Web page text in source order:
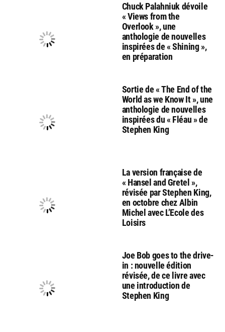
Chuck Palahniuk dévoile
« Views from the
Overlook », une
anthologie de nouvelles
inspirées de « Shining »,
en préparation
Sortie de « The End of the
World as we Know It », une
anthologie de nouvelles
inspirées du « Fléau » de
Stephen King
La version française de
« Hansel and Gretel »,
révisée par Stephen King,
en octobre chez Albin
Michel avec L’Ecole des
Loisirs
Joe Bob goes to the drive-
in : nouvelle édition
révisée, de ce livre avec
une introduction de
Stephen King